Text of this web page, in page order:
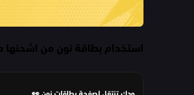
استخدام بطاقة نون من
ودك تنتقل لصفحة بطاقات نون 👀